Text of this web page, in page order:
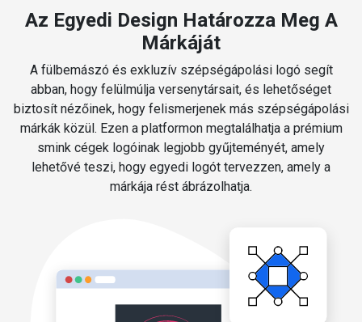
Az Egyedi Design Határozza Meg A
Márkáját
A fülbemászó és exkluzív szépségápolási logó segít
abban, hogy felülmúlja versenytársait, és lehetőséget
biztosít nézőinek, hogy felismerjenek más szépségápolási
márkák közül. Ezen a platformon megtalálhatja a prémium
smink cégek logóinak legjobb gyűjteményét, amely
lehetővé teszi, hogy egyedi logót tervezzen, amely a
márkája rést ábrázolhatja.